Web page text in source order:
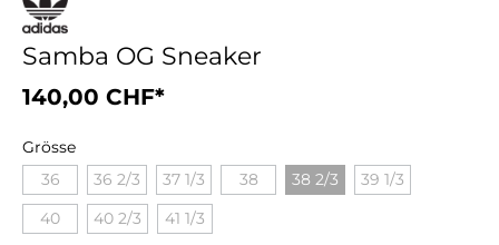
Samba OG Sneaker
140,00 CHF*
Grösse
36
36 2/3 37 1/3 38 38 2/3
39 1/3
40
40 2/3 41 1/3